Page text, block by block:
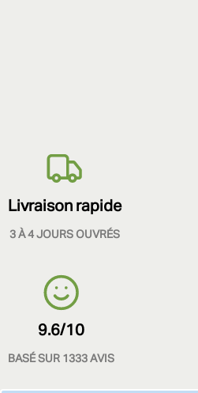
Livraison rapide
3 À 4 JOURS OUVRÉS
9.6/10
BASÉ SUR 1333 AVIS